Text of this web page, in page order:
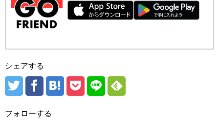
シェアする
フォローする